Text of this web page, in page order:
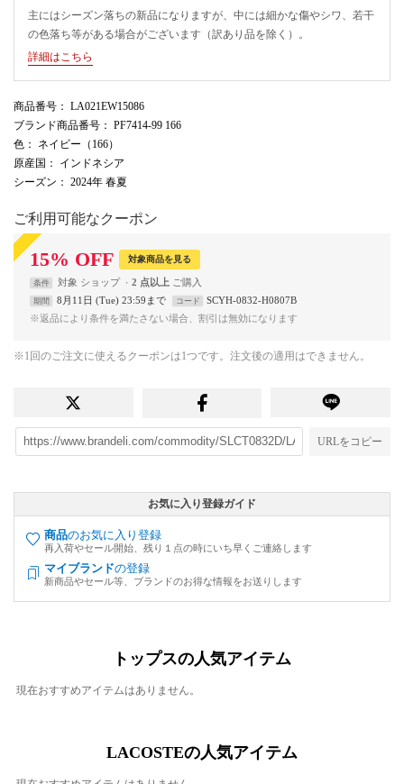
主にはシーズン落ちの新品になりますが、中には細かな傷やシワ、若干
の色落ち等がある場合がございます（訳あり品を除く）。
詳細はこちら
商品番号 ： LA021EW15086
ブランド商品番号 ： PF7414-99 166
色 ： ネイビー（166）
原産国 ： インドネシア
シーズン ： 2024年 春夏
ご利用可能なクーポン
15% OFF 対象商品を見る
条件 対象 ショップ 2 点以上
期間 8月11日 (Tue) 23:59まで コード
SCYH-0832-H0807B
※返品により条件を満たさない場合、割引は無効になります
※1回のご注文に使えるクーポンは1つです。注文後の適用はできません。
URLをコピー
お気に入り登録ガイド
商品のお気に入り登録
再入荷やセール開始、残り１点の時にいち早くご連絡します
マイブランドの登録
新商品やセール等、ブランドのお得な情報をお送りします
トップスの人気アイテム
現在おすすめアイテムはありません。
LACOSTEの人気アイテム